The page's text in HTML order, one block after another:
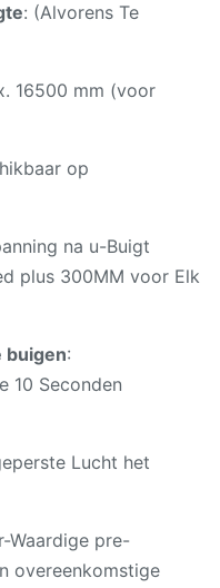
: (Alvorens Te
16500 mm (voor
op
na u-Buigt
plus 300MM voor Elk
buigen:
10 Seconden
Lucht het
Waardige pre-
overeenkomstige